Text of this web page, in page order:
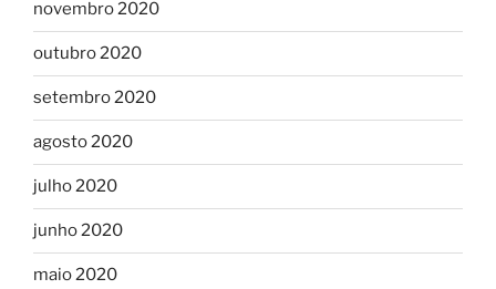
novembro 2020
outubro 2020
setembro 2020
agosto 2020
julho 2020
junho 2020
maio 2020